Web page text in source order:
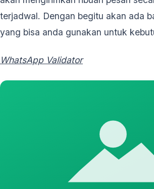
terjadwal. Dengan begitu akan ada
yang bisa anda gunakan untuk
WhatsApp Validator